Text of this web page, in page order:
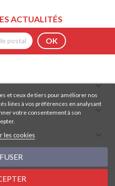
ACTUALITÉS

et ceux de tiers pour améliorer nos
liées à vos préférences en analysant
votre consentement à son
les cookies